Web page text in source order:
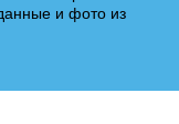
и фото из